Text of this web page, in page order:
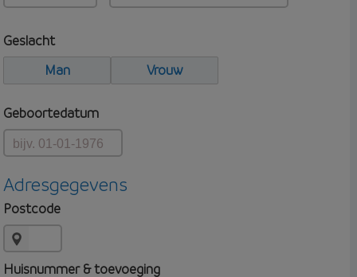
Geslacht
Man
Vrouw
Geboortedatum
Adresgegevens
Postcode
Huisnummer & toevoeging